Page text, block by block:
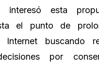
interesó esta
el punto de
buscando
por